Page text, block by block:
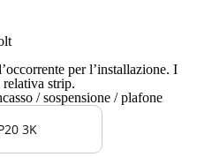
per l’installazione. I
strip.
/ sospensione / plafone
3K